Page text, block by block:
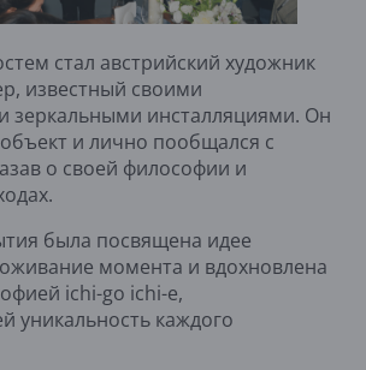
стал австрийский художник
известный своими
зеркальными инсталляциями. Он
и лично пообщался с
о своей философии и
была посвящена идее
момента и вдохновлена
ichi-go ichi-e,
уникальность каждого